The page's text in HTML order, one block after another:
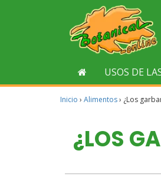
USOS DE
Inicio › Alimentos› ¿Los
¿LOS